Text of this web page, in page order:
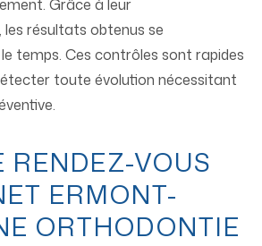
Grâce à leur
résultats obtenus se
temps. Ces contrôles sont rapides
toute évolution nécessitant
RENDEZ-VOUS
ERMONT-
ORTHODONTIE